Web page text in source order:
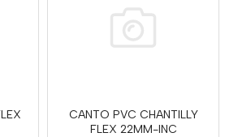
CANTO PVC CHANTILLY
FLEX 22MM-INC